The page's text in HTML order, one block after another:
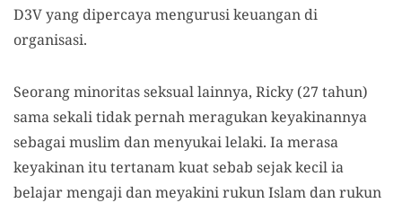
D3V yang dipercaya mengurusi keuangan di
organisasi.
Seorang minoritas seksual lainnya, Ricky (27 tahun)
sama sekali tidak pernah meragukan keyakinannya
sebagai muslim dan menyukai lelaki. Ia merasa
keyakinan itu tertanam kuat sebab sejak kecil ia
belajar mengaji dan meyakini rukun Islam dan rukun